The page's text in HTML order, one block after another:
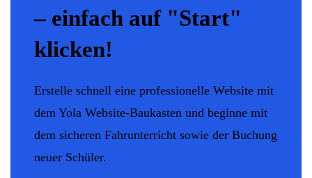
– einfach auf "Start"
klicken!
Erstelle schnell eine professionelle Website mit
dem Yola Website-Baukasten und beginne mit
dem sicheren Fahrunterricht sowie der Buchung
neuer Schüler.